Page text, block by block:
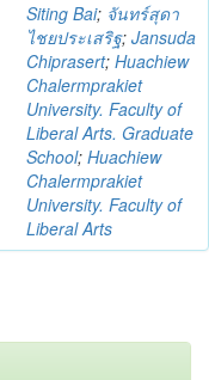
Siting Bai; จันทร์สุดา
ไชยประเสริฐ; Jansuda
Chiprasert; Huachiew
Chalermprakiet
University. Faculty of
Liberal Arts. Graduate
School; Huachiew
Chalermprakiet
University. Faculty of
Liberal Arts